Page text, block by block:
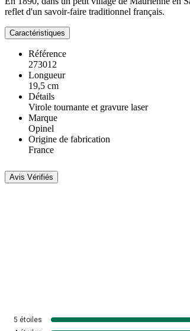
reflet d'un savoir-faire traditionnel français.
Caractéristiques
Référence
273012
Longueur
19,5 cm
Détails
Virole tournante et gravure laser
Marque
Opinel
Origine de fabrication
France
Avis Vérifiés
5 étoiles